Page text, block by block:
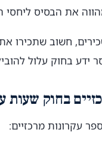
את הבסיס ליחסי
חשוב שתכירו
ידע בחוק עלול
בחוק שעות
עקרונות מרכזיים: